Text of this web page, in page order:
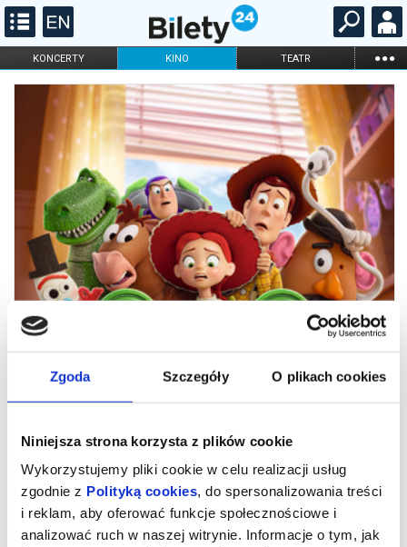
Zgoda Szczegóły O plikach cookies
Niniejsza strona korzysta z plików cookie
Wykorzystujemy pliki cookie w celu realizacji usług
zgodnie z Polityką cookies, do spersonalizowania treści
i reklam, aby oferować funkcje społecznościowe i
analizować ruch w naszej witrynie. Informacje o tym, jak
KONCERTY KINO TEATR ...
FILHARMONIA OPERA I BALET
STAND-UP
ONLINE KARNETY